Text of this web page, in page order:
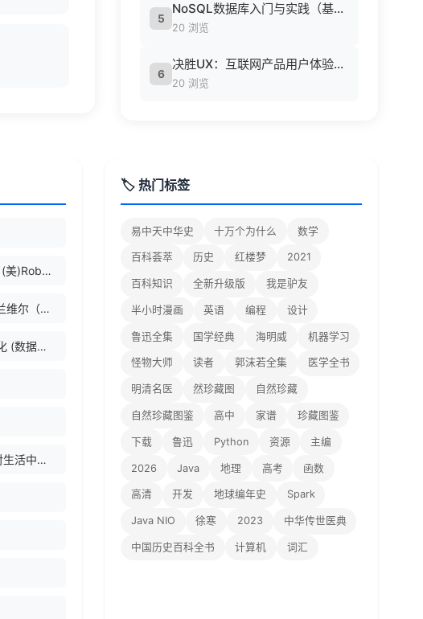
5
NoSQL数据库入门与实践（基于MongoDB、Redis） (刘瑜 刘胜松).pdf
20 浏览
6
决胜UX：互联网产品用户体验策略 ([美] Jaime Levy [[美] Jaime Levy]).epub
20 浏览
C和C++安全编码（原书第2版） (（美）塞克德著, (美)Robert C. Seacord著 , 卢涛译, 塞克德 etc.).pdf
数据天才：数据科学家修炼之道 (（美）文森特·格兰维尔（Vincent Granville）著；吴博，张晓峰，季春霖译).epub
数据库查询优化器的艺术：原理解析与SQL性能优化 (数据库技术丛书) (李海翔).epub
大脑修复术(让你学会如何随时地修复大脑,正确应对生活中的压力、情绪和认知方面的困扰,增强大脑“... (Z-Library).epub
🏷️ 热门标签
易中天中华史 十万个为什么 数学
百科荟萃 历史 红楼梦 2021
百科知识 全新升级版 我是驴友
半小时漫画 英语 编程 设计
鲁迅全集 国学经典 海明威 机器学习
怪物大师 读者 郭沫若全集 医学全书
明清名医 然珍藏图 自然珍藏
自然珍藏图鉴 高中 家谱 珍藏图鉴
下载 鲁迅 Python 资源 主编
2026 Java 地理 高考 函数
高清 开发 地球编年史 Spark
Java NIO 徐寒 2023 中华传世医典
中国历史百科全书 计算机 词汇